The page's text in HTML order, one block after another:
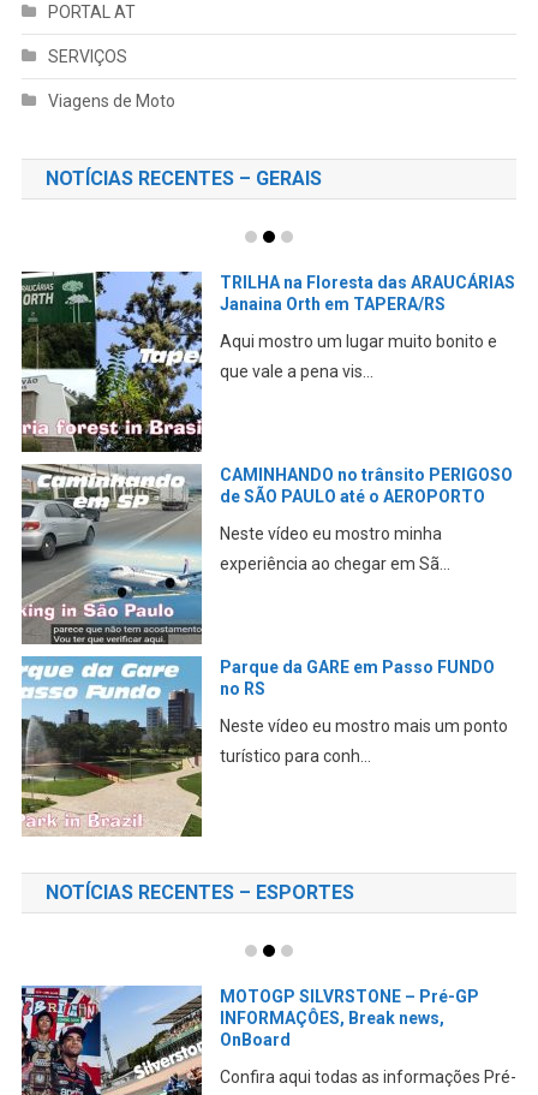
PORTAL AT
SERVIÇOS
Viagens de Moto
NOTÍCIAS RECENTES – GERAIS
TRILHA na Floresta das ARAUCÁRIAS
Janaina Orth em TAPERA/RS
Aqui mostro um lugar muito bonito e
que vale a pena vis...
CAMINHANDO no trânsito PERIGOSO
de SÃO PAULO até o AEROPORTO
Neste vídeo eu mostro minha
experiência ao chegar em Sã...
Parque da GARE em Passo FUNDO
no RS
Neste vídeo eu mostro mais um ponto
turístico para conh...
NOTÍCIAS RECENTES – ESPORTES
MOTOGP SILVRSTONE – Pré-GP
INFORMAÇÔES, Break news,
OnBoard
Confira aqui todas as informações Pré-